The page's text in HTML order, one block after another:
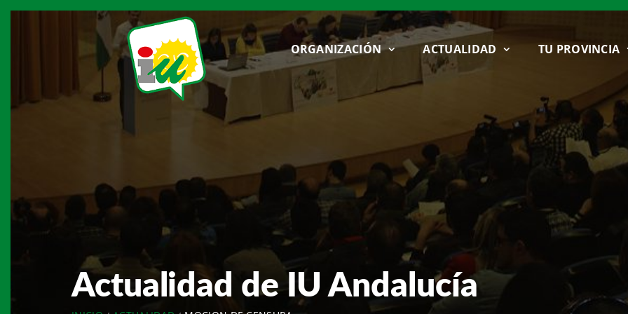
ORGANIZACIÓN ACTUALIDAD TU PROVINCIA
Actualidad de IU Andalucía